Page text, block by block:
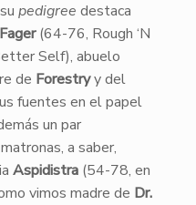
pedigree destaca
(64-76, Rough ‘N
Self), abuelo
de Forestryy del
fuentes en el papel
un par
a saber,
Aspidistra(54-78, en
vimos madre de Dr.